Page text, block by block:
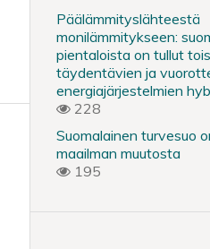
Päälämmityslähteestä
monilämmitykseen:
pientaloista on tullut
täydentävien ja
energiajärjestelmien
228
Suomalainen turvesuo
maailman muutosta
195